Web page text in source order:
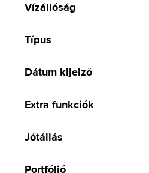
Emporio Armani (467)
Fossil (901)
Furla (10)
Guess (1824)
Guess Collection (2)
Vízállóság
Típus
Dátum kijelző
Extra funkciók
Jótállás
Portfólió